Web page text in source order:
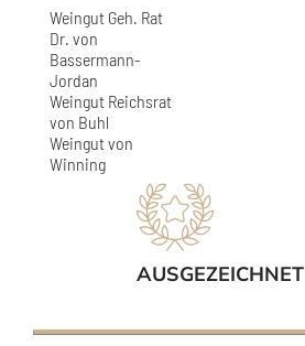
Weingut Geh. Rat
Dr. von
Bassermann-
Jordan
Weingut Reichsrat
von Buhl
Weingut von
Winning
AUSGEZEICHNET